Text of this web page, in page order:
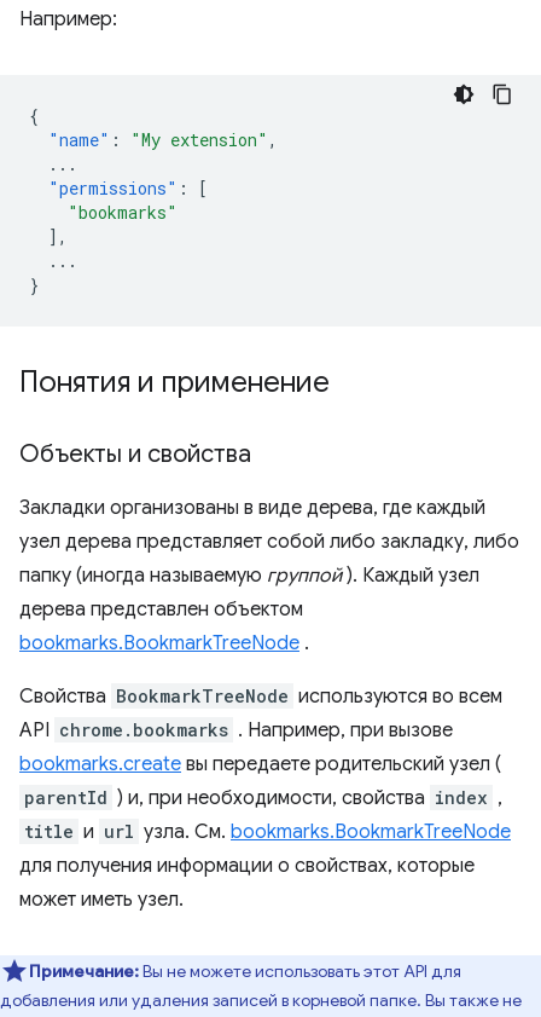
Например:
{
"name" : "My extension" ,
...
"permissions" :
[
"bookmarks"
],
...
}
Понятия и применение
Объекты и свойства
Закладки организованы в виде дерева, где каждый
узел дерева представляет собой либо закладку, либо
папку (иногда называемую группой). Каждый узел
дерева представлен объектом
bookmarks.BookmarkTreeNode .
Свойства BookmarkTreeNode используются во всем
API chrome.bookmarks . Например, при вызове
bookmarks.create вы передаете родительский узел (
parentId ) и, при необходимости, свойства index ,
title и url узла. См. bookmarks.BookmarkTreeNode
для получения информации о свойствах, которые
может иметь узел.
Примечание:Вы не можете использовать этот API для
добавления или удаления записей в корневой папке. Вы также не